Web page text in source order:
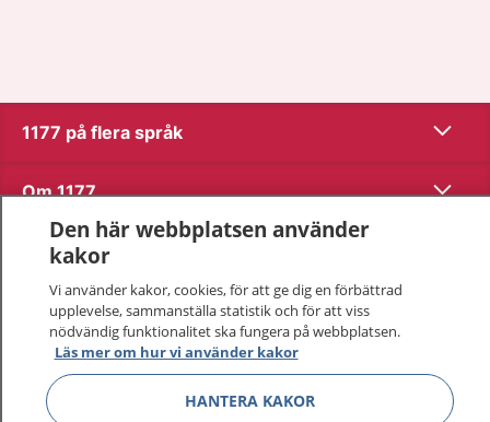
1177 på flera språk Visa
Om 1177 Visa
Kontakt
Behandling av personuppgifter
Hantering av kakor
Den här webbplatsen använder
kakor
Vi använder kakor, cookies, för att ge dig en förbättrad
upplevelse, sammanställa statistik och för att viss
nödvändig funktionalitet ska fungera på webbplatsen.
Läs mer om hur vi använder kakor
HANTERA KAKOR